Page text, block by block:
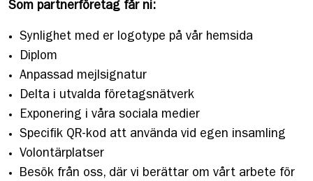
Som partnerföretag får ni:
Synlighet med er logotype på vår hemsida
Diplom
Anpassad mejlsignatur
Delta i utvalda företagsnätverk
Exponering i våra sociala medier
Specifik QR-kod att använda vid egen insamling
Volontärplatser
Besök från oss, där vi berättar om vårt arbete för